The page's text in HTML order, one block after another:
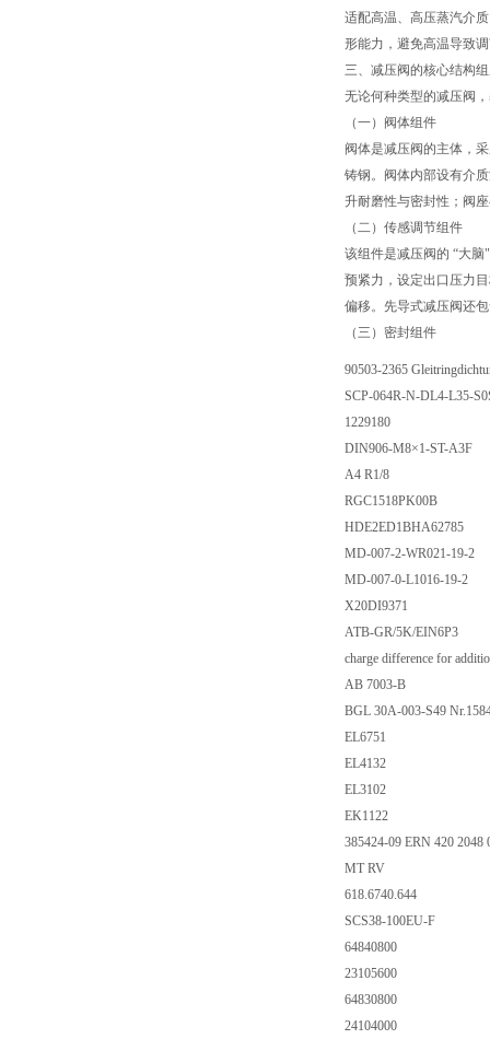
适配高温、高压蒸汽介
形能力，避免高温导致
三、减压阀的核心结构
无论何种类型的减压阀
（一）阀体组件
阀体是减压阀的主体，
铸钢。阀体内部设有介
升耐磨性与密封性；阀
（二）传感调节组件
该组件是减压阀的 “大
预紧力，设定出口压力
偏移。先导式减压阀还
（三）密封组件
90503-2365
SCP-064R-N-DL4-L35-
1229180
DIN906-M8×1-ST-A3F
A4 R1/8
RGC1518PK00B
HDE2ED1BHA62785
MD-007-2-WR021-19-2
MD-007-0-L1016-19-2
X20DI9371
ATB-GR/5K/EIN6P3
charge difference for
AB 7003-B
BGL 30A-003-S49
EL6751
EL4132
EL3102
EK1122
385424-09 ERN 420 2048
MT RV
618.6740.644
SCS38-100EU-F
64840800
23105600
64830800
24104000